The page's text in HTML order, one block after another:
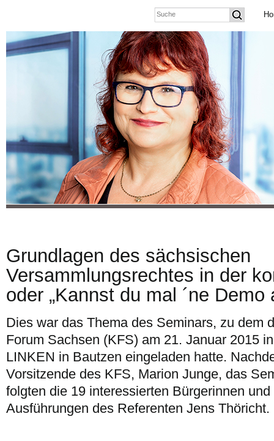
Grundlagen des sächsischen
Versammlungsrechtes in der
oder „Kannst du mal ´ne Demo
Dies war das Thema des Seminars, zu dem
Forum Sachsen (KFS) am 21. Januar 2015
LINKEN in Bautzen eingeladen hatte.
Vorsitzende des KFS, Marion Junge, das
folgten die 19 interessierten Bürgerinnen
Ausführungen des Referenten Jens Thöricht.